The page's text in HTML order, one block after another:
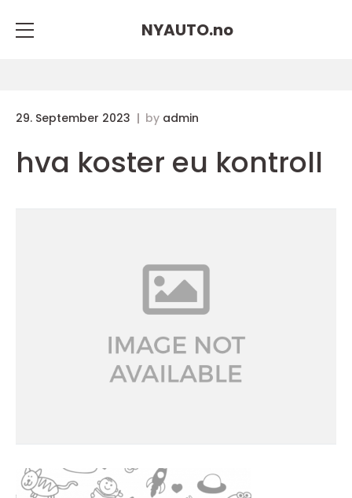
NYAUTO.no
29. September 2023 by admin
hva koster eu kontroll